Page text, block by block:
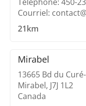
Courriel:
21km
Mirabel
13665 Bd du
Mirabel, J7J 1L2
Canada